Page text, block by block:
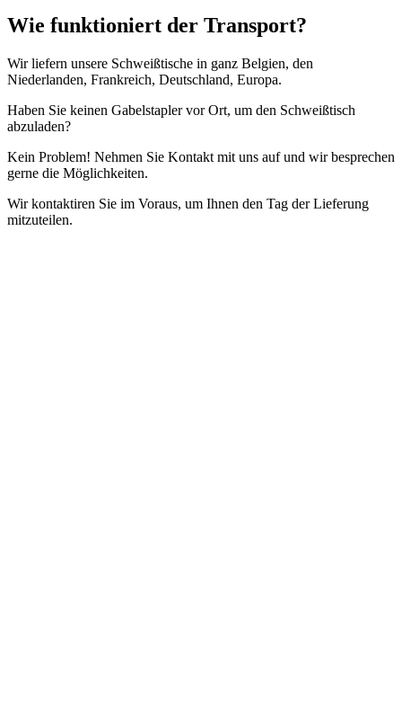
Wie funktioniert der Transport?
Wir liefern unsere Schweißtische in ganz Belgien, den
Niederlanden, Frankreich, Deutschland, Europa.
Haben Sie keinen Gabelstapler vor Ort, um den Schweißtisch
abzuladen?
Kein Problem! Nehmen Sie Kontakt mit uns auf und wir besprechen
gerne die Möglichkeiten.
Wir kontaktiren Sie im Voraus, um Ihnen den Tag der Lieferung
mitzuteilen.